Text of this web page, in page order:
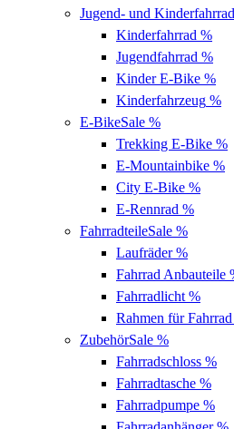
Jugend- und Kinderfahrrad
Kinderfahrrad %
Jugendfahrrad %
Kinder E-Bike %
Kinderfahrzeug %
E-BikeSale %
Trekking E-Bike %
E-Mountainbike %
City E-Bike %
E-Rennrad %
FahrradteileSale %
Laufräder%
Fahrrad Anbauteile
Fahrradlicht %
Rahmen für Fahrrad
ZubehörSale %
Fahrradschloss %
Fahrradtasche %
Fahrradpumpe %